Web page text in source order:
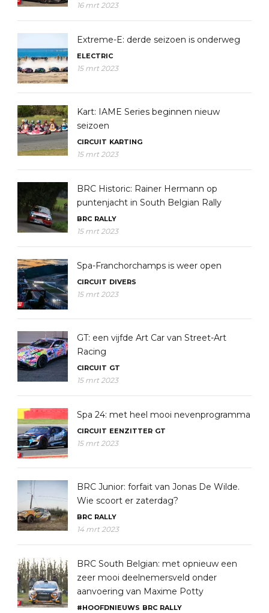
16 mrt 2023
Extreme-E: derde seizoen is onderweg
ELECTRIC
15 mrt 2023
Kart: IAME Series beginnen nieuw
seizoen
CIRCUIT KARTING
15 mrt 2023
BRC Historic: Rainer Hermann op
puntenjacht in South Belgian Rally
BRC RALLY
15 mrt 2023
Spa-Franchorchamps is weer open
CIRCUIT DIVERS
15 mrt 2023
GT: een vijfde Art Car van Street-Art
Racing
CIRCUIT GT
15 mrt 2023
Spa 24: met heel mooi nevenprogramma
CIRCUIT EENZITTER GT
15 mrt 2023
BRC Junior: forfait van Jonas De Wilde.
Wie scoort er zaterdag?
BRC RALLY
14 mrt 2023
BRC South Belgian: met opnieuw een
zeer mooi deelnemersveld onder
aanvoering van Maxime Potty
#HOOFDNIEUWS BRC RALLY